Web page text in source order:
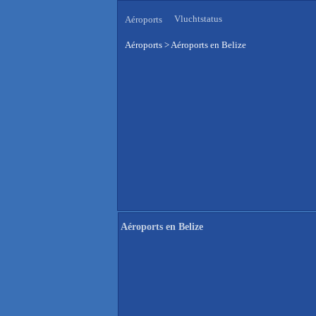
Aéroports Vluchtstatus
Aéroports >Aéroports en Belize
Aéroports en Belize